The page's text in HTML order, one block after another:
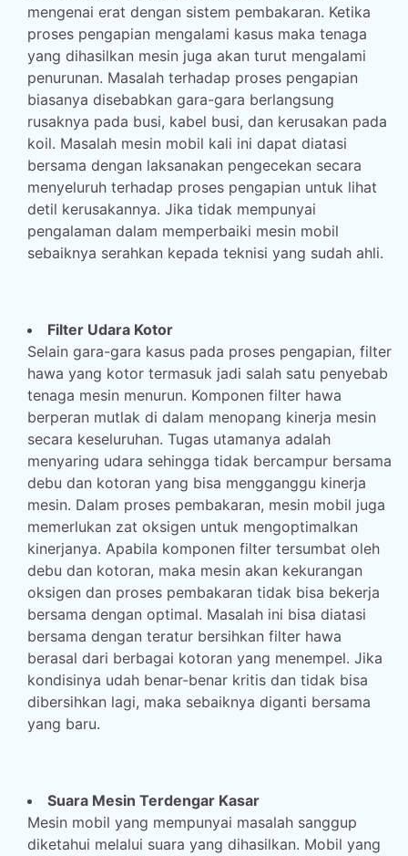
mengenai erat dengan sistem pembakaran. Ketika
proses pengapian mengalami kasus maka tenaga
yang dihasilkan mesin juga akan turut mengalami
penurunan. Masalah terhadap proses pengapian
biasanya disebabkan gara-gara berlangsung
rusaknya pada busi, kabel busi, dan kerusakan pada
koil. Masalah mesin mobil kali ini dapat diatasi
bersama dengan laksanakan pengecekan secara
menyeluruh terhadap proses pengapian untuk lihat
detil kerusakannya. Jika tidak mempunyai
pengalaman dalam memperbaiki mesin mobil
sebaiknya serahkan kepada teknisi yang sudah ahli.
Filter Udara Kotor
Selain gara-gara kasus pada proses pengapian, filter
hawa yang kotor termasuk jadi salah satu penyebab
tenaga mesin menurun. Komponen filter hawa
berperan mutlak di dalam menopang kinerja mesin
secara keseluruhan. Tugas utamanya adalah
menyaring udara sehingga tidak bercampur bersama
debu dan kotoran yang bisa mengganggu kinerja
mesin. Dalam proses pembakaran, mesin mobil juga
memerlukan zat oksigen untuk mengoptimalkan
kinerjanya. Apabila komponen filter tersumbat oleh
debu dan kotoran, maka mesin akan kekurangan
oksigen dan proses pembakaran tidak bisa bekerja
bersama dengan optimal. Masalah ini bisa diatasi
bersama dengan teratur bersihkan filter hawa
berasal dari berbagai kotoran yang menempel. Jika
kondisinya udah benar-benar kritis dan tidak bisa
dibersihkan lagi, maka sebaiknya diganti bersama
yang baru.
Suara Mesin Terdengar Kasar
Mesin mobil yang mempunyai masalah sanggup
diketahui melalui suara yang dihasilkan. Mobil yang